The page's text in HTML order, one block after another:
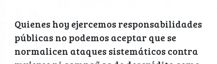
Quienes hoy ejercemos responsabilidades
públicas no podemos aceptar que se
normalicen ataques sistemáticos contra